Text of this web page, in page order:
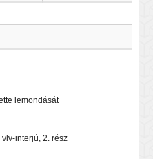
lemondását
interjú, 2. rész